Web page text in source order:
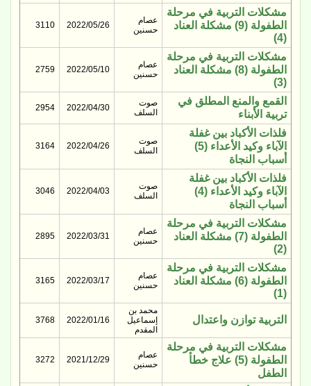
مشكلات التربية في مرحلة
الطفولة (9) مشكلة العناد
(4)
عصام
حسنين
2022/05/26
3110
مشكلات التربية في مرحلة
الطفولة (8) مشكلة العناد
(3)
عصام
حسنين
2022/05/10
2759
القمع والمنع المطلق في
تربية الأبناء
صوت
السلف
2022/04/30
2954
فلذات الأكباد بين غفلة
الآباء وكيد الأعداء (5)
أسباب النجاة
صوت
السلف
2022/04/26
3164
فلذات الأكباد بين غفلة
الآباء وكيد الأعداء (4)
أسباب النجاة
صوت
السلف
2022/04/03
3046
مشكلات التربية في مرحلة
الطفولة (7) مشكلة العناد
(2)
عصام
حسنين
2022/03/31
2895
مشكلات التربية في مرحلة
الطفولة (6) مشكلة العناد
(1)
عصام
حسنين
2022/03/17
3165
التربية توازن واعتدال
محمد بن
إسماعيل
المقدم
2022/01/16
3768
مشكلات التربية في مرحلة
الطفولة (5) علاج خطأ
الطفل
عصام
حسنين
2021/12/29
3272